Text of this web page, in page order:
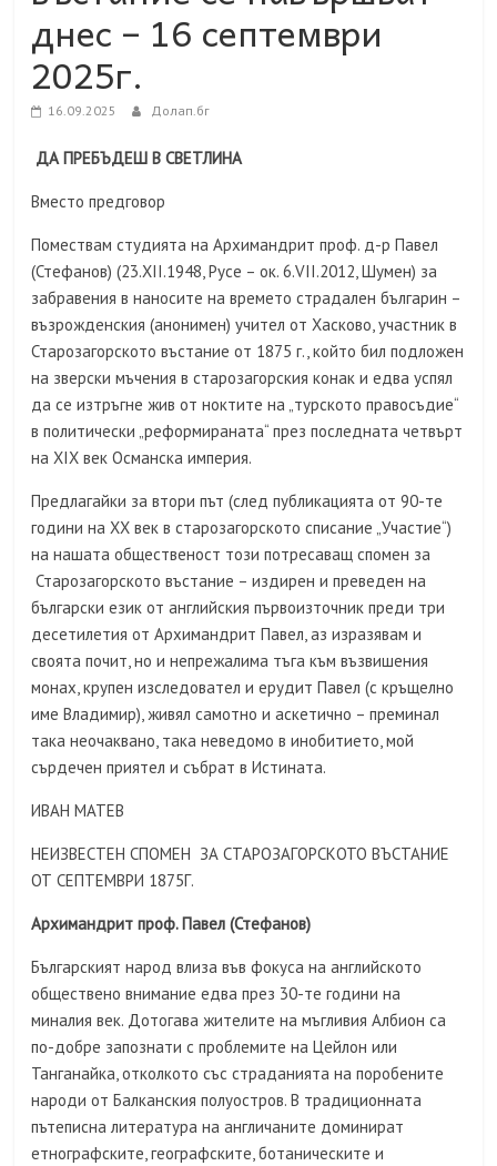
днес – 16 септември
2025г.
16.09.2025 Долап.бг
ДА ПРЕБЪДЕШ В СВЕТЛИНА
Вместо предговор
Помествам студията на Архимандрит проф. д-р Павел
(Стефанов) (23.XII.1948, Русе – ок. 6.VII.2012, Шумен) за
забравения в наносите на времето страдален българин –
възрожденския (анонимен) учител от Хасково, участник в
Старозагорското въстание от 1875 г., който бил подложен
на зверски мъчения в старозагорския конак и едва успял
да се изтръгне жив от ноктите на „турското правосъдие“
в политически „реформираната“ през последната четвърт
на XIX век Османска империя.
Предлагайки за втори път (след публикацията от 90-те
години на ХХ век в старозагорското списание „Участие“)
на нашата общественост този потресаващ спомен за
Старозагорското въстание – издирен и преведен на
български език от английския първоизточник преди три
десетилетия от Архимандрит Павел, аз изразявам и
своята почит, но и непрежалима тъга към възвишения
монах, крупен изследовател и ерудит Павел (с кръщелно
име Владимир), живял самотно и аскетично – преминал
така неочаквано, така неведомо в инобитието, мой
сърдечен приятел и събрат в Истината.
ИВАН МАТЕВ
НЕИЗВЕСТЕН СПОМЕН ЗА СТАРОЗАГОРСКОТО ВЪСТАНИЕ
ОТ СЕПТЕМВРИ 1875Г.
Архимандрит проф. Павел (Стефанов)
Българският народ влиза във фокуса на английското
обществено внимание едва през 30-те години на
миналия век. Дотогава жителите на мъгливия Албион са
по-добре запознати с проблемите на Цейлон или
Танганайка, отколкото със страданията на поробените
народи от Балканския полуостров. В традиционната
пътеписна литература на англичаните доминират
етнографските, географските, ботаническите и